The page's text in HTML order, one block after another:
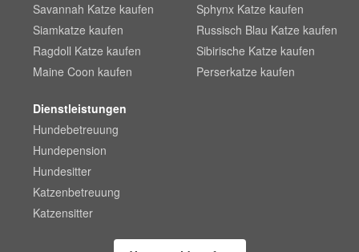
Savannah Katze kaufen
Siamkatze kaufen
Ragdoll Katze kaufen
Maine Coon kaufen
Sphynx Katze kaufen
Russisch Blau Katze kaufen
Sibirische Katze kaufen
Perserkatze kaufen
Dienstleistungen
Hundebetreuung
Hundepension
Hundesitter
Katzenbetreuung
Katzensitter